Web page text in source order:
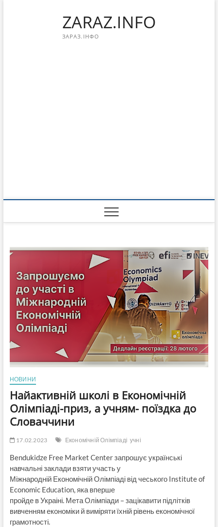
ZARAZ.INFO
ЗАРАЗ.ІНФО
НОВИНИ
Найактивній школі в Економічній
Олімпіаді-приз, а учням- поїздка до
Словаччини
17.02.2023 Економічній Олімпіаді учні
Bendukidze Free Market Center запрошує українські
навчальні заклади взяти участь у
Міжнародній Економічній Олімпіаді від чеського Institute of
Economic Education, яка вперше
пройде в Украіні. Мета Олімпіади – зацікавити підлітків
вивченням економіки й виміряти їхній рівень економічної
грамотності.